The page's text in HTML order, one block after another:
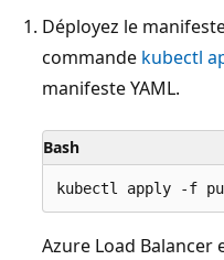
Déployez le
commande kubectl
manifeste YAML.
Bash
Azure Load Balancer